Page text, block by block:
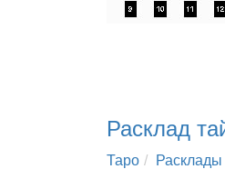
Расклад
Таро
Расклады